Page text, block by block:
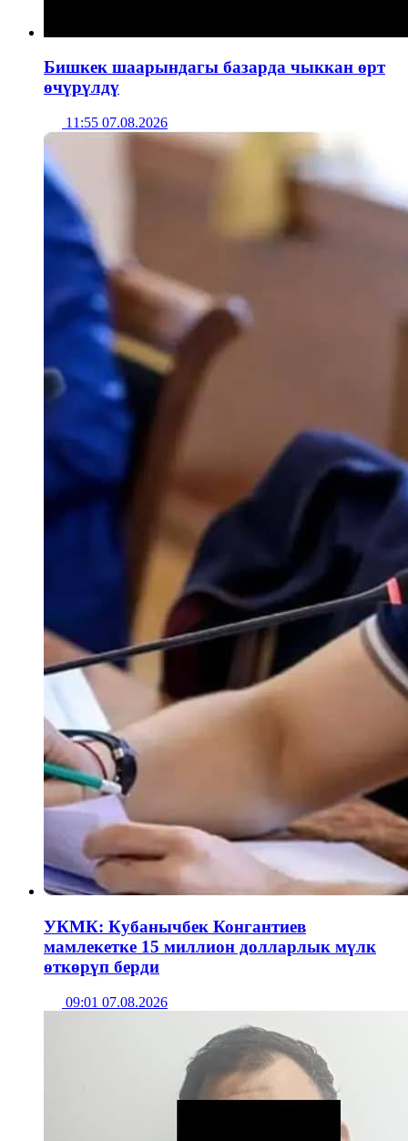
Бишкек шаарындагы базарда чыккан өрт
өчүрүлдү
11:55 07.08.2026
УКМК: Кубанычбек Конгантиев
мамлекетке 15 миллион долларлык мүлк
өткөрүп берди
09:01 07.08.2026